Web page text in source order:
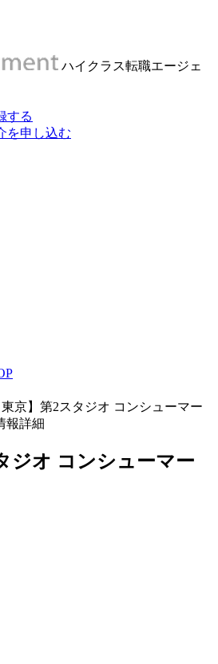
ハイクラス転職エージェ
する
を申し込む
京】第2スタジオ コンシューマー
報詳細
ジオ コンシューマー